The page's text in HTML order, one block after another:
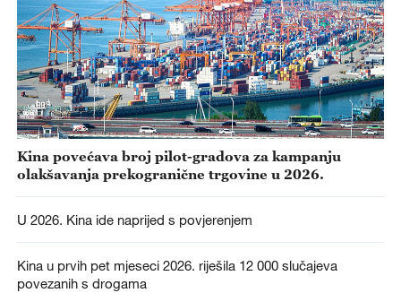
Kina povećava broj pilot-gradova za kampanju
olakšavanja prekogranične trgovine u 2026.
U 2026. Kina ide naprijed s povjerenjem
Kina u prvih pet mjeseci 2026. riješila 12 000 slučajeva
povezanih s drogama